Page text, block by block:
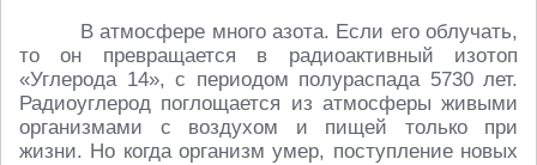
В атмосфере много азота. Если его облучать,
то он превращается в радиоактивный изотоп
«Углерода 14», с периодом полураспада 5730 лет.
Радиоуглерод поглощается из атмосферы живыми
организмами с воздухом и пищей только при
жизни. Но когда организм умер, поступление новых